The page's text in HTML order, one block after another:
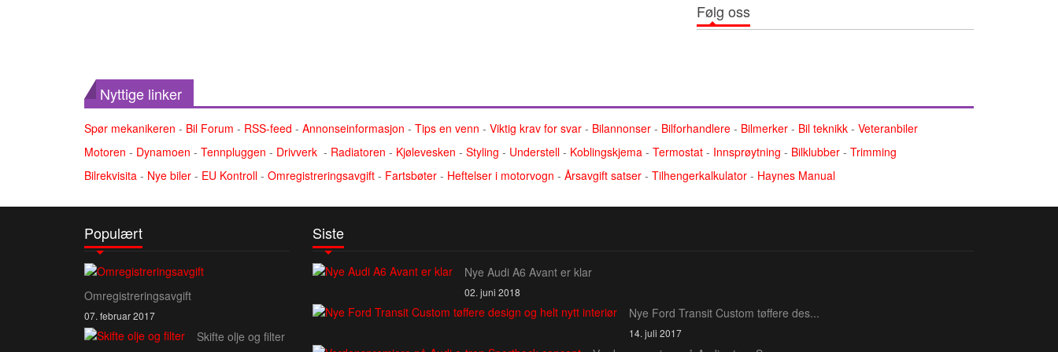
Følg oss
Nyttige linker
Spør mekanikeren - Bil Forum - RSS-feed - Annonseinformasjon - Tips en venn - Viktig krav for svar - Bilannonser - Bilforhandlere - Bilmerker - Bil teknikk - Veteranbiler
Motoren - Dynamoen - Tennpluggen - Drivverk - Radiatoren - Kjølevesken - Styling - Understell - Koblingskjema - Termostat - Innsprøytning - Bilklubber - Trimming
Bilrekvisita - Nye biler - EU Kontroll - Omregistreringsavgift - Fartsbøter - Heftelser i motorvogn - Årsavgift satser - Tilhengerkalkulator - Haynes Manual
Populært
Omregistreringsavgift
07. februar 2017
Skifte olje og filter
Siste
Nye Audi A6 Avant er klar
02. juni 2018
Nye Ford Transit Custom tøffere des...
14. juli 2017